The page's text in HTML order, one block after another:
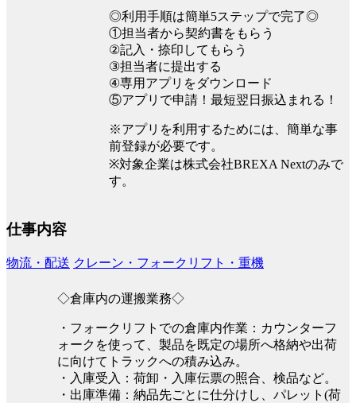
◎利用手順は簡単5ステップで完了◎
①担当者から契約書をもらう
②記入・捺印してもらう
③担当者に提出する
④専用アプリをダウンロード
⑤アプリで申請！最短翌日振込まれる！
※アプリを利用するためには、簡単な事
前登録が必要です。
※対象企業は株式会社BREXA Nextのみで
す。
仕事内容
物流・配送 クレーン・フォークリフト・重機
◇倉庫内の運搬業務◇
・フォークリフトでの倉庫内作業：カウンターフ
ォークを使って、製品を既定の場所へ格納や出荷
に向けてトラックへの積み込み。
・入庫受入：荷卸・入庫伝票の照合、検品など。
・出庫準備：納品先ごとに仕分けし、パレット(荷